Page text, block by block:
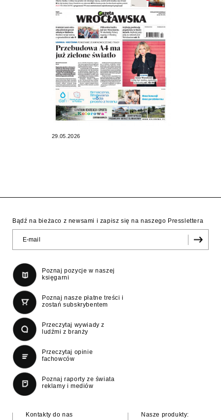
29.05.2026
Bądź na bieżaco z newsami i zapisz się na naszego Presslettera
Poznaj pozycje w naszej
księgarni
Poznaj nasze płatne treści i
zostań subskrybentem
Przeczytaj wywiady z
ludźmi z branży
Przeczytaj opinie
fachowców
Poznaj raporty ze świata
reklamy i mediów
Kontakty do nas
Nasze produkty: